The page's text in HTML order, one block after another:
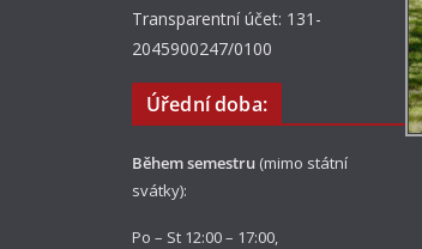
Transparentní účet: 131-
2045900247/0100
Úřední doba:
Během semestru (mimo státní
svátky):
Po – St 12:00 – 17:00,